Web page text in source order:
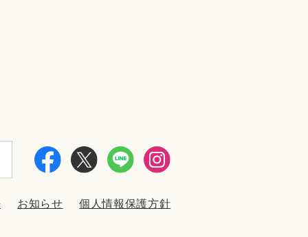
お知らせ 個人情報保護方針